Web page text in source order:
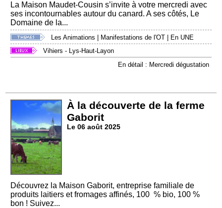
La Maison Maudet-Cousin s’invite à votre mercredi avec
ses incontournables autour du canard. A ses côtés, Le
Domaine de la...
Les Animations | Manifestations de l'OT | En UNE
Vihiers - Lys-Haut-Layon
En détail : Mercredi dégustation
À la découverte de la ferme
Gaborit
Le 06 août 2025
Découvrez la Maison Gaborit, entreprise familiale de
produits laitiers et fromages affinés, 100 % bio, 100 %
bon ! Suivez...